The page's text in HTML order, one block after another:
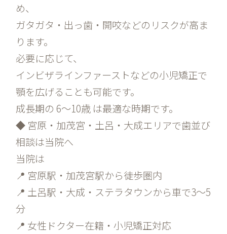
め、
ガタガタ・出っ歯・開咬などのリスクが高ま
ります。
必要に応じて、
インビザラインファーストなどの小児矯正で
顎を広げることも可能です。
成長期の 6〜10歳 は最適な時期です。
◆ 宮原・加茂宮・土呂・大成エリアで歯並び
相談は当院へ
当院は
📍 宮原駅・加茂宮駅から徒歩圏内
📍 土呂駅・大成・ステラタウンから車で3〜5
分
📍 女性ドクター在籍・小児矯正対応